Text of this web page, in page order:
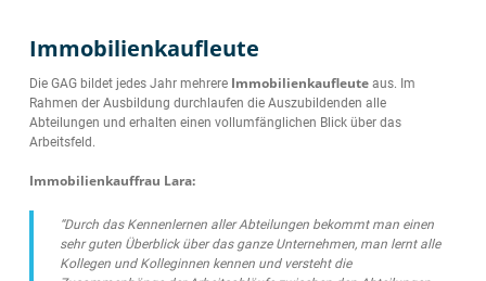
Immobilienkaufleute
Die GAG bildet jedes Jahr mehrere Immobilienkaufleute aus. Im
Rahmen der Ausbildung durchlaufen die Auszubildenden alle
Abteilungen und erhalten einen vollumfänglichen Blick über das
Arbeitsfeld.
Immobilienkauffrau Lara:
“Durch das Kennenlernen aller Abteilungen bekommt man einen
sehr guten Überblick über das ganze Unternehmen, man lernt alle
Kollegen und Kolleginnen kennen und versteht die